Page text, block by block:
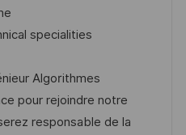
s
e
d
D
specialities
Algorithmes
pour rejoindre notre
responsable de la